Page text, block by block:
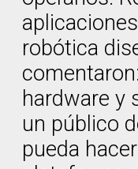
robótica
hardware y
un público
pueda